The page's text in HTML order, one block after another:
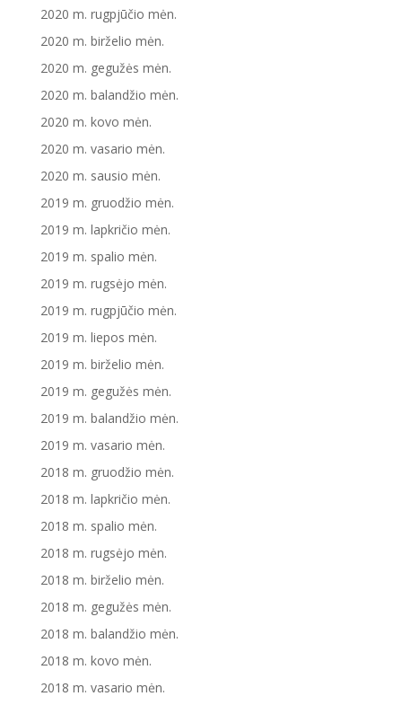
2020 m. rugpjūčio mėn.
2020 m. birželio mėn.
2020 m. gegužės mėn.
2020 m. balandžio mėn.
2020 m. kovo mėn.
2020 m. vasario mėn.
2020 m. sausio mėn.
2019 m. gruodžio mėn.
2019 m. lapkričio mėn.
2019 m. spalio mėn.
2019 m. rugsėjo mėn.
2019 m. rugpjūčio mėn.
2019 m. liepos mėn.
2019 m. birželio mėn.
2019 m. gegužės mėn.
2019 m. balandžio mėn.
2019 m. vasario mėn.
2018 m. gruodžio mėn.
2018 m. lapkričio mėn.
2018 m. spalio mėn.
2018 m. rugsėjo mėn.
2018 m. birželio mėn.
2018 m. gegužės mėn.
2018 m. balandžio mėn.
2018 m. kovo mėn.
2018 m. vasario mėn.